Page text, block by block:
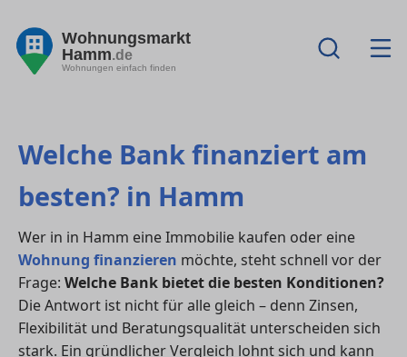
Wohnungsmarkt
Hamm.de
Wohnungen einfach finden
Welche Bank finanziert am
besten? in Hamm
Wer in in Hamm eine Immobilie kaufen oder eine
Wohnung finanzieren möchte, steht schnell vor der
Frage: Welche Bank bietet die besten Konditionen?
Die Antwort ist nicht für alle gleich – denn Zinsen,
Flexibilität und Beratungsqualität unterscheiden sich
stark. Ein gründlicher Vergleich lohnt sich und kann